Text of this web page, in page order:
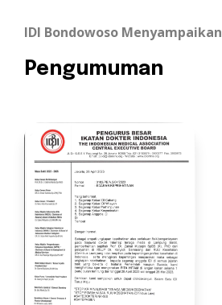
IDI Bondowoso Menyampaikan
Pengumuman